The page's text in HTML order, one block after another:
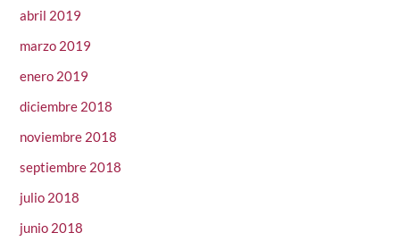
abril 2019
marzo 2019
enero 2019
diciembre 2018
noviembre 2018
septiembre 2018
julio 2018
junio 2018